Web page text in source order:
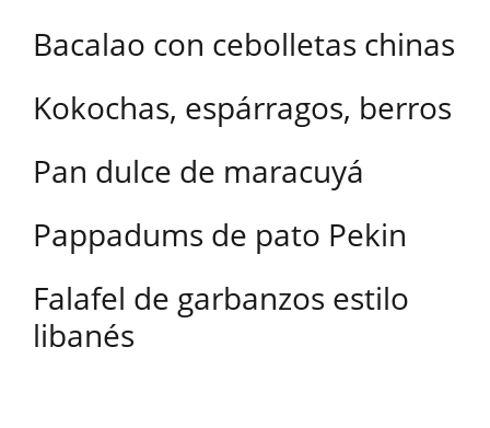
Bacalao con cebolletas chinas
Kokochas, espárragos, berros
Pan dulce de maracuyá
Pappadums de pato Pekin
Falafel de garbanzos estilo
libanés